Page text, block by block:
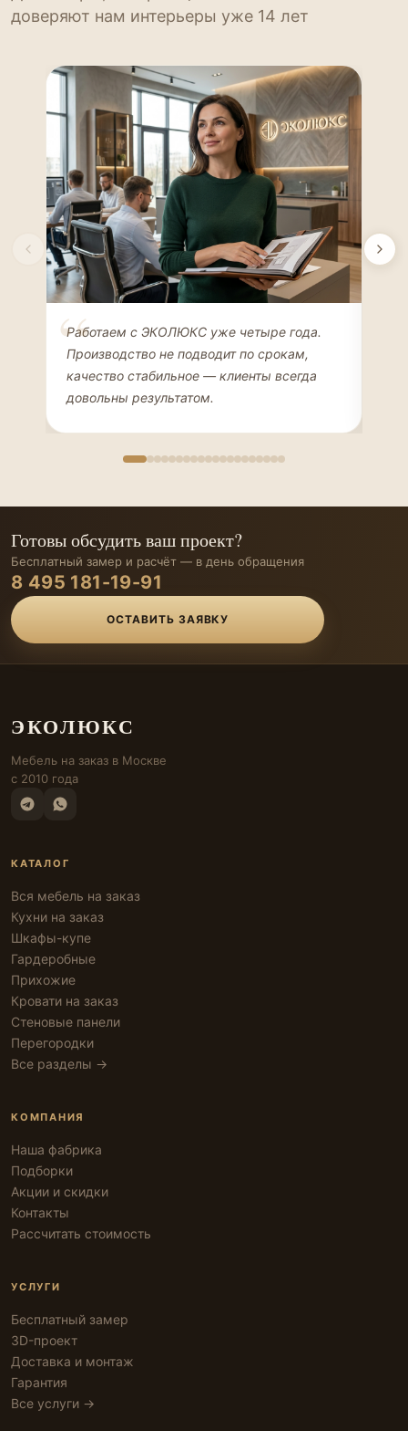
доверяют нам интерьеры уже 14 лет
Елена Соколова
ДИЗАЙНЕР ИНТЕРЬЕРОВ
Работаем с ЭКОЛЮКС уже четыре года.
Производство не подводит по срокам,
качество стабильное — клиенты всегда
довольны результатом.
Готовы обсудить ваш проект?
Бесплатный замер и расчёт — в день обращения
8 495 181-19-91
ОСТАВИТЬ ЗАЯВКУ
ЭКОЛЮКС
Мебель на заказ в Москве
с 2010 года
КАТАЛОГ
Вся мебель на заказ
Кухни на заказ
Шкафы-купе
Гардеробные
Прихожие
Кровати на заказ
Стеновые панели
Перегородки
Все разделы →
КОМПАНИЯ
Наша фабрика
Подборки
Акции и скидки
Контакты
Рассчитать стоимость
УСЛУГИ
Бесплатный замер
3D-проект
Доставка и монтаж
Гарантия
Все услуги →